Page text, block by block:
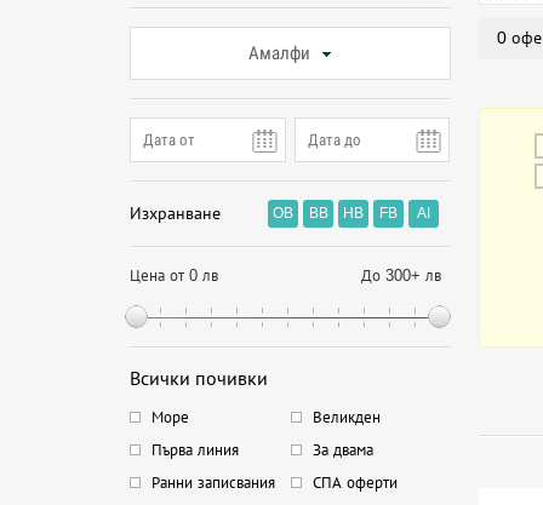
Амалфи
Изхранване OB BB HB FB AI
Цена от 0 лв До 300+ лв
Всички почивки
Море
Великден
Първа линия
За двама
Ранни записвания
СПА оферти
0